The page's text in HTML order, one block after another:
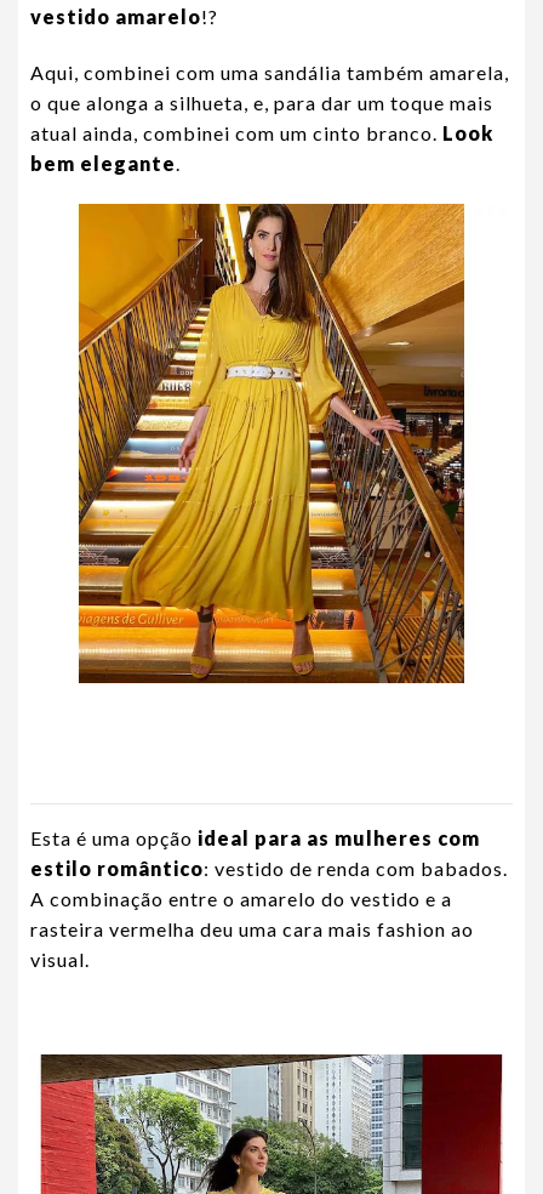
vestido amarelo!?
Aqui, combinei com uma sandália também amarela,
o que alonga a silhueta, e, para dar um toque mais
atual ainda, combinei com um cinto branco. Look
bem elegante.
Esta é uma opção ideal para as mulheres com
estilo romântico: vestido de renda com babados.
A combinação entre o amarelo do vestido e a
rasteira vermelha deu uma cara mais fashion ao
visual.